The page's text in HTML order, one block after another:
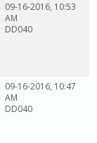
09-16-2016, 10:53
AM
DD040
09-16-2016, 10:47
AM
DD040